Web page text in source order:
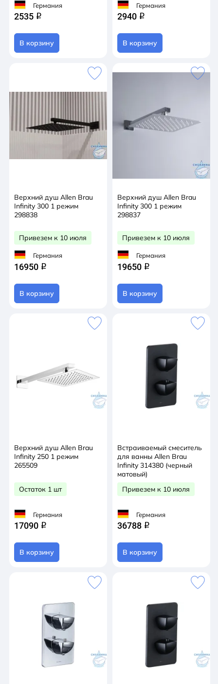
Германия
2535 q
В корзину
Германия
2940 q
В корзину
Верхний душ Allen Brau
Infinity 300 1 режим
298838
Привезем к 10 июля
Германия
16950 q
В корзину
Верхний душ Allen Brau
Infinity 300 1 режим
298837
Привезем к 10 июля
Германия
19650 q
В корзину
Верхний душ Allen Brau
Infinity 250 1 режим
265509
Остаток 1 шт
Германия
17090 q
В корзину
Встраиваемый смеситель
для ванны Allen Brau
Infinity 314380 (черный
матовый)
Привезем к 10 июля
Германия
36788 q
В корзину